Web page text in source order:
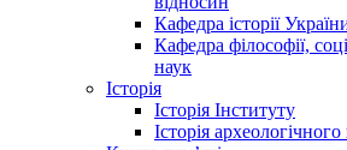
Кафедра історії
Кафедра філософії,
наук
Історія
Історія Інституту
Історія археологічного